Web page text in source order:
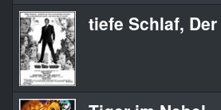
tiefe Schlaf,